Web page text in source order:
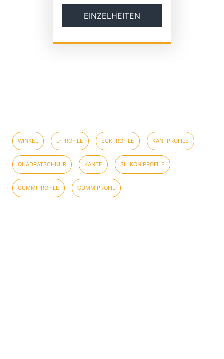
EINZELHEITEN
WINKEL L-PROFILE ECKPROFILE KANTPROFILE
QUADRATSCHNUR KANTE SILIKON PROFILE
GUMMIPROFILE GUMMIPROFIL